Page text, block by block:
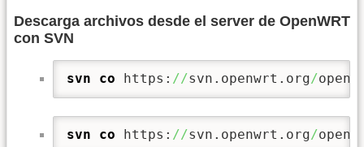
Descarga archivos desde el server de OpenWRT
con SVN
svn co https: //svn.openwrt.org/
svn co https: //svn.openwrt.org/